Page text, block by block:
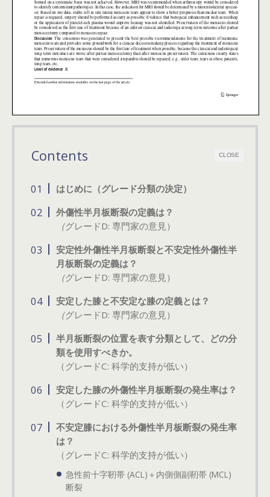
CLOSE
Contents
はじめに（グレード分類の決定）
外傷性半月板断裂の定義は？
（グレードD: 専門家の意見）
安定性外傷性半月板断裂と不安定性外傷性半
月板断裂の定義は？
（グレードD: 専門家の意見）
安定した膝と不安定な膝の定義とは？
（グレードD: 専門家の意見）
半月板断裂の位置を表す分類として、どの分
類を使用すべきか。
（グレードC: 科学的支持が低い）
安定した膝の外傷性半月板断裂の発生率は？
（グレードC: 科学的支持が低い）
不安定膝における外傷性半月板断裂の発生率
は？
（グレードC: 科学的支持が低い）
急性前十字靭帯 (ACL)＋内側側副靭帯 (MCL)
断裂